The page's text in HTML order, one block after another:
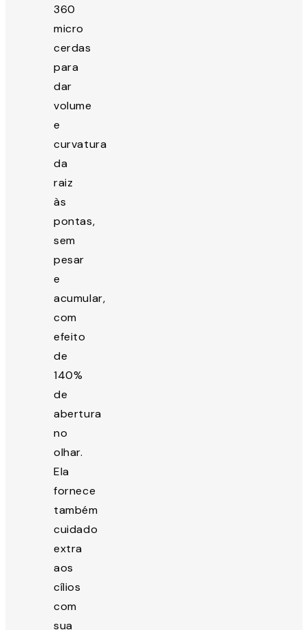
360
micro
cerdas
para
dar
volume
e
curvatura
da
raiz
às
pontas,
sem
pesar
e
acumular,
com
efeito
de
140%
de
abertura
no
olhar.
Ela
fornece
também
cuidado
extra
aos
cílios
com
sua